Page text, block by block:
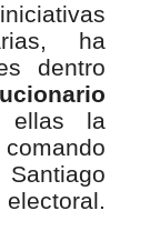
ha
dentro
ellas la
Santiago